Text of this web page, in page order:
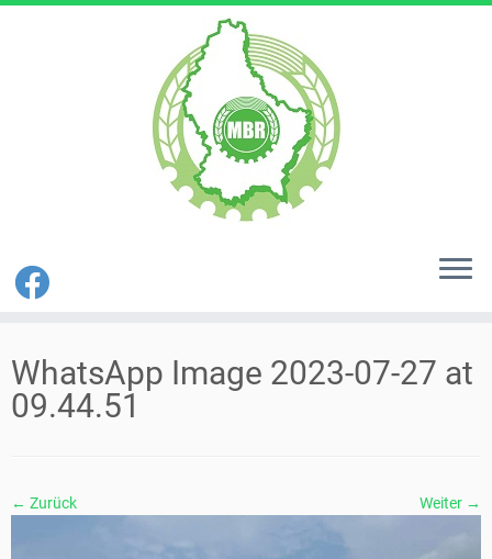
Inhalt
springen
WhatsApp Image 2023-07-27 at
09.44.51
← Zurück Weiter →